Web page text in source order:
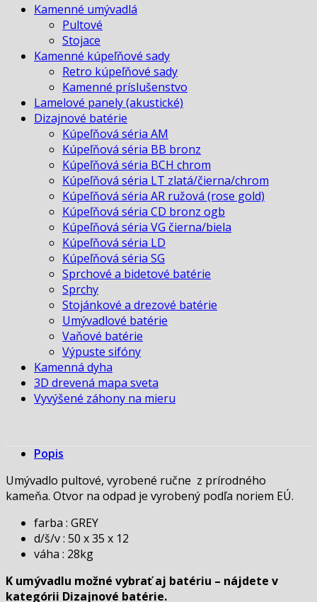
Kamenné umývadlá
Pultové
Stojace
Kamenné kúpeľňové sady
Retro kúpeľňové sady
Kamenné príslušenstvo
Lamelové panely (akustické)
Dizajnové batérie
Kúpeľňová séria AM
Kúpeľňová séria BB bronz
Kúpeľňová séria BCH chrom
Kúpeľňová séria LT zlatá/čierna/chrom
Kúpeľňová séria AR ružová (rose gold)
Kúpeľňová séria CD bronz ogb
Kúpeľňová séria VG čierna/biela
Kúpeľňová séria LD
Kúpeľňová séria SG
Sprchové a bidetové batérie
Sprchy
Stojánkové a drezové batérie
Umývadlové batérie
Vaňové batérie
Výpuste sifóny
Kamenná dyha
3D drevená mapa sveta
Vyvýšené záhony na mieru
Popis
Umývadlo pultové, vyrobené ručne z prírodného
kameňa. Otvor na odpad je vyrobený podľa noriem EÚ.
farba : GREY
d/š/v : 50 x 35 x 12
váha : 28kg
K umývadlu možné vybrať aj batériu – nájdete v
kategórii Dizajnové batérie.